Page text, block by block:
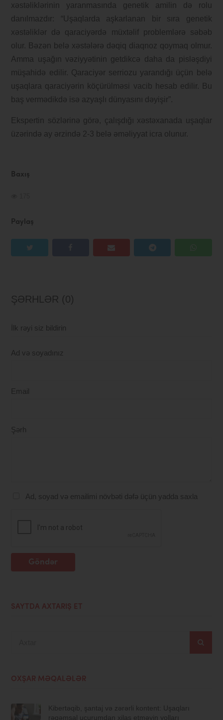
SAYTDA AXTARIŞ ET
OXŞAR MƏQALƏLƏR
Kibertəqib, şantaj və zərərli kontent: Uşaqları
rəqəmsal uçurumdan xilas etməyin yolları
Baxış
Paylaş
xəstəliklərinin yaranmasında genetik amilin də rolu
danılmazdır: “Uşaqlarda aşkarlanan bir sıra genetik
xəstəliklər də qaraciyərdə müxtəlif problemlərə səbəb
olur. Bəzən belə xəstələrə dəqiq diaqnoz qoymaq olmur.
Amma uşağın vəziyyətinin getdikcə daha da pisləşdiyi
müşahidə edilir. Qaraciyər serriozu yarandığı üçün belə
uşaqlara qaraciyərin köçürülməsi vacib hesab edilir. Bu
baş vermədikdə isə azyaşlı dünyasını dəyişir”.
Ekspertin sözlərinə görə, çalışdığı xəstəxanada uşaqlar
üzərində ay ərzində 2-3 belə əməliyyat icra olunur.
ŞƏRHLƏR (0)
İlk rəyi siz bildirin
Ad və soyadınız
Email
Şərh
Ad, soyad və emailimi növbəti dəfə üçün yadda saxla
Göndər